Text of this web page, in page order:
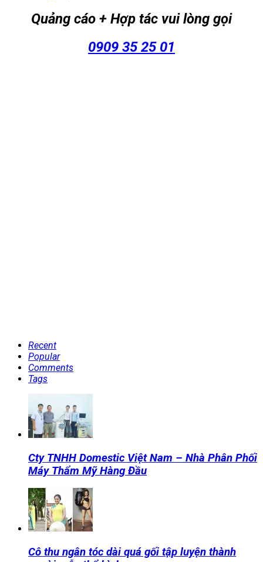
Quảng cáo + Hợp tác vui lòng gọi
0909 35 25 01
Recent
Popular
Comments
Tags
Cty TNHH Domestic Việt Nam – Nhà Phân Phối
Máy Thẩm Mỹ Hàng Đầu
Cô thu ngân tóc dài quá gối tập luyện thành